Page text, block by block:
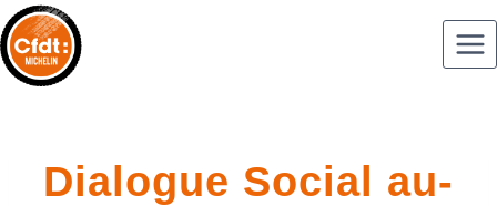
Dialogue Social au-